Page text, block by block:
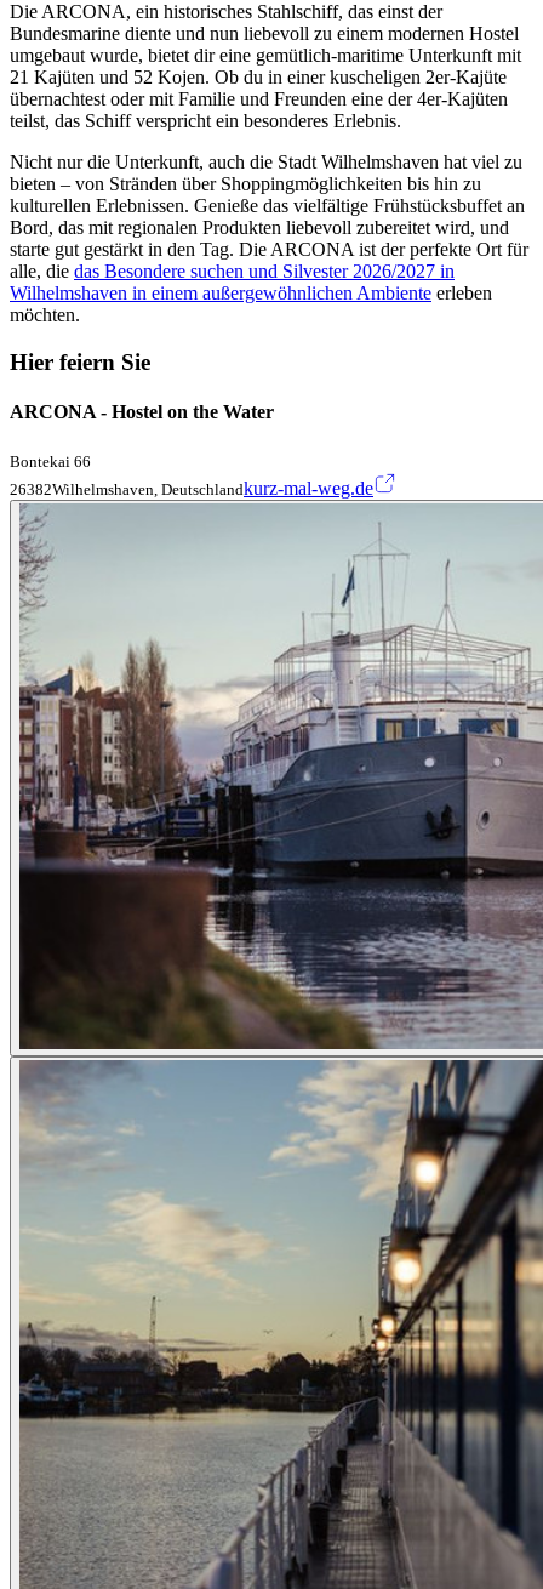
Die ARCONA, ein historisches Stahlschiff, das einst der
Bundesmarine diente und nun liebevoll zu einem modernen Hostel
umgebaut wurde, bietet dir eine gemütlich-maritime Unterkunft mit
21 Kajüten und 52 Kojen. Ob du in einer kuscheligen 2er-Kajüte
übernachtest oder mit Familie und Freunden eine der 4er-Kajüten
teilst, das Schiff verspricht ein besonderes Erlebnis.
Nicht nur die Unterkunft, auch die Stadt Wilhelmshaven hat viel zu
bieten – von Stränden über Shoppingmöglichkeiten bis hin zu
kulturellen Erlebnissen. Genieße das vielfältige Frühstücksbuffet an
Bord, das mit regionalen Produkten liebevoll zubereitet wird, und
starte gut gestärkt in den Tag. Die ARCONA ist der perfekte Ort für
alle, die das Besondere suchen und Silvester 2026/2027 in
Wilhelmshaven in einem außergewöhnlichen Ambiente erleben
möchten.
Hier feiern Sie
ARCONA - Hostel on the Water
Bontekai 66
26382Wilhelmshaven, Deutschlandkurz-mal-weg.de